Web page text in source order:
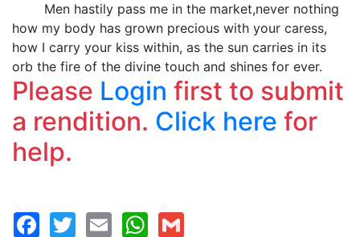
Men hastily pass me in the market,never nothing
how my body has grown precious with your caress,
how I carry your kiss within, as the sun carries in its
orb the fire of the divine touch and shines for ever.
Please Login first to submit
a rendition. Click here for
help.